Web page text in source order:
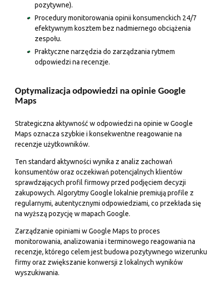
pozytywne).
Procedury monitorowania opinii konsumenckich 24/7
efektywnym kosztem bez nadmiernego obciążenia
zespołu.
Praktyczne narzędzia do zarządzania rytmem
odpowiedzi na recenzje.
Optymalizacja odpowiedzi na opinie Google
Maps
Strategiczna aktywność w odpowiedzi na opinie w Google
Maps oznacza szybkie i konsekwentne reagowanie na
recenzje użytkowników.
Ten standard aktywności wynika z analiz zachowań
konsumentów oraz oczekiwań potencjalnych klientów
sprawdzających profil firmowy przed podjęciem decyzji
zakupowych. Algorytmy Google lokalnie premiują profile z
regularnymi, autentycznymi odpowiedziami, co przekłada się
na wyższą pozycję w mapach Google.
Zarządzanie opiniami w Google Maps to proces
monitorowania, analizowania i terminowego reagowania na
recenzje, którego celem jest budowa pozytywnego wizerunku
firmy oraz zwiększanie konwersji z lokalnych wyników
wyszukiwania.